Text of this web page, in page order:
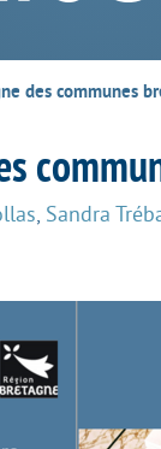
des communes
Sandra